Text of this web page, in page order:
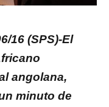
16 (SPS)-El
angolana,
minuto de